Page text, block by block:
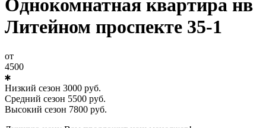
Однокомнатная квартира нв
Литейном проспекте 35-1
от
4500
Низкий сезон 3000 руб.
Средний сезон 5500 руб.
Высокий сезон 7800 руб.